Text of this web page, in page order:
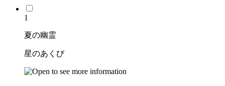
1
夏の幽霊
星のあくび